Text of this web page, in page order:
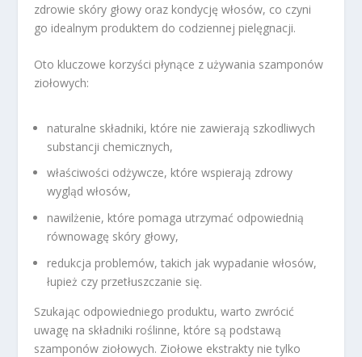
zdrowie skóry głowy oraz kondycję włosów, co czyni
go idealnym produktem do codziennej pielęgnacji.
Oto kluczowe korzyści płynące z używania szamponów
ziołowych:
naturalne składniki, które nie zawierają szkodliwych
substancji chemicznych,
właściwości odżywcze, które wspierają zdrowy
wygląd włosów,
nawilżenie, które pomaga utrzymać odpowiednią
równowagę skóry głowy,
redukcja problemów, takich jak wypadanie włosów,
łupież czy przetłuszczanie się.
Szukając odpowiedniego produktu, warto zwrócić
uwagę na składniki roślinne, które są podstawą
szamponów ziołowych. Ziołowe ekstrakty nie tylko